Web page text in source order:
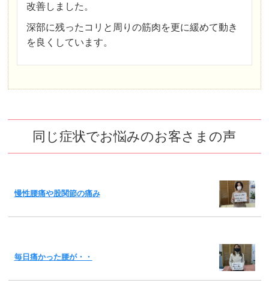
改善しました。
深部に残ったコリと周りの筋肉を更に緩めて動き
を良くしています。
同じ症状でお悩みのお客さまの声
慢性腰痛や股関節の痛み
毎日痛かった腰が・・